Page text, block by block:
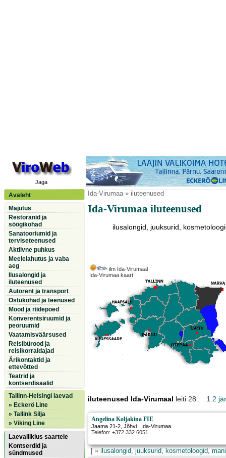
Jaga
Avaleht
Majutus
Restoranid ja
söögikohad
Sanatooriumid ja
terviseteenused
Aktiivne puhkus
Meelelahutus ja vaba
aeg
Ilusalongid ja
iluteenused
Autorent ja transport
Ostukohad ja teenused
Mood ja riidepoed
Konverentsiruumid ja
peoruumid
Vaatamisväärsused
Reisibürood ja
reisikorraldajad
Ärikontaktid ja
ettevõtted
Teatrid ja
kontserdisaalid
Tallinn-Helsingi laevad
» Eckerö Line
» Tallink Silja
» Viking Line
Laevaliiklus saartele
Kontserdid ja
sündmused
Ida-Virumaa» iluteenused
Ida-Virumaa iluteenused
ilusalongid, juuksurid,
ilm Ida-Virumaal
Ida-Virumaa kaart
iluteenused Ida-Virumaal leiti 28: 1 2
Angelina Koljakina FIE
Jaama 21-2 ,Jõhvi , Ida-Virumaa
Telefon: +372 332 6051
[ »ilusalongid, juuksurid, kosmetoloogid,